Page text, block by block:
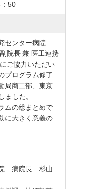
50
センター病院
院長 兼 医工連携
ご協力いただい
プログラム修了
局商工部、東京
ました。
ムの総まとめで
に大きく意義の
病院長 杉山